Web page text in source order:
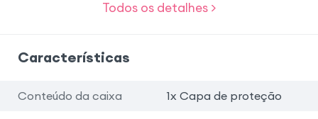
Todos os detalhes >
Características
Conteúdo da caixa 1x Capa de proteção